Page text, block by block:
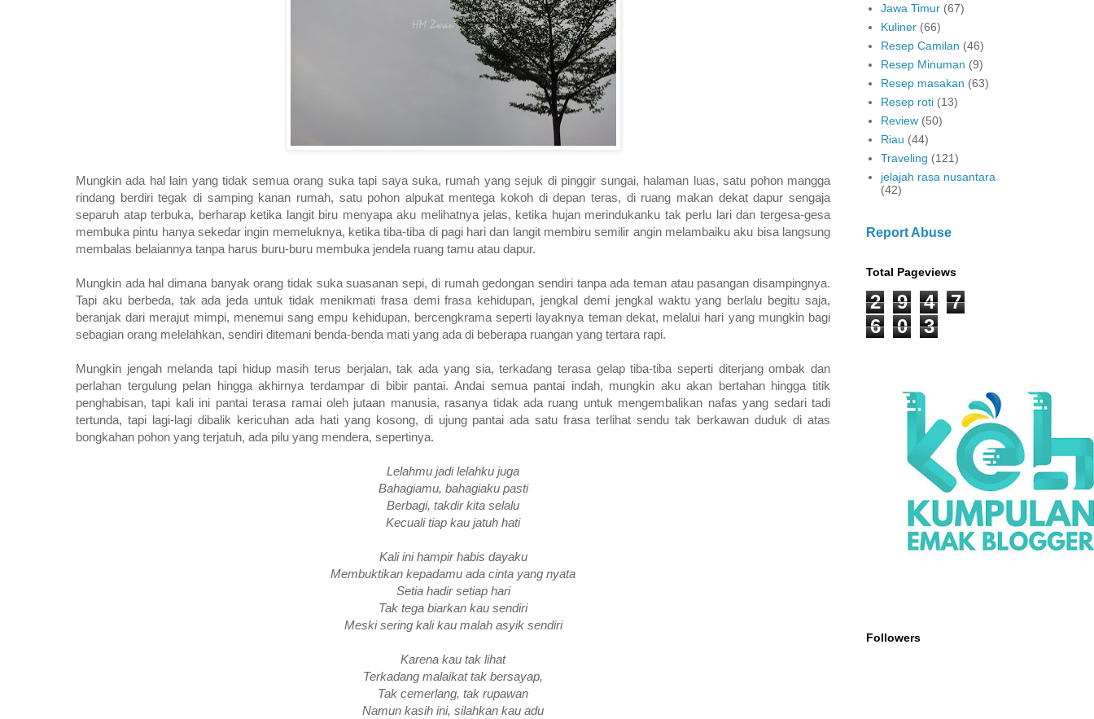
Mungkin ada hal lain yang tidak semua orang suka tapi saya suka, rumah yang sejuk di pinggir sungai, halaman luas, satu pohon mangga
rindang berdiri tegak di samping kanan rumah, satu pohon alpukat mentega kokoh di depan teras, di ruang makan dekat dapur sengaja
separuh atap terbuka, berharap ketika langit biru menyapa aku melihatnya jelas, ketika hujan merindukanku tak perlu lari dan tergesa-gesa
membuka pintu hanya sekedar ingin memeluknya, ketika tiba-tiba di pagi hari dan langit membiru semilir angin melambaiku aku bisa langsung
membalas belaiannya tanpa harus buru-buru membuka jendela ruang tamu atau dapur.
Mungkin ada hal dimana banyak orang tidak suka suasanan sepi, di rumah gedongan sendiri tanpa ada teman atau pasangan disampingnya.
Tapi aku berbeda, tak ada jeda untuk tidak menikmati frasa demi frasa kehidupan, jengkal demi jengkal waktu yang berlalu begitu saja,
beranjak dari merajut mimpi, menemui sang empu kehidupan, bercengkrama seperti layaknya teman dekat, melalui hari yang mungkin bagi
sebagian orang melelahkan, sendiri ditemani benda-benda mati yang ada di beberapa ruangan yang tertara rapi.
Mungkin jengah melanda tapi hidup masih terus berjalan, tak ada yang sia, terkadang terasa gelap tiba-tiba seperti diterjang ombak dan
perlahan tergulung pelan hingga akhirnya terdampar di bibir pantai. Andai semua pantai indah, mungkin aku akan bertahan hingga titik
penghabisan, tapi kali ini pantai terasa ramai oleh jutaan manusia, rasanya tidak ada ruang untuk mengembalikan nafas yang sedari tadi
tertunda, tapi lagi-lagi dibalik kericuhan ada hati yang kosong, di ujung pantai ada satu frasa terlihat sendu tak berkawan duduk di atas
bongkahan pohon yang terjatuh, ada pilu yang mendera, sepertinya.
Lelahmu jadi lelahku juga
Bahagiamu, bahagiaku pasti
Berbagi, takdir kita selalu
Kecuali tiap kau jatuh hati
Kali ini hampir habis dayaku
Membuktikan kepadamu ada cinta yang nyata
Setia hadir setiap hari
Tak tega biarkan kau sendiri
Meski sering kali kau malah asyik sendiri
Karena kau tak lihat
Terkadang malaikat tak bersayap,
Tak cemerlang, tak rupawan
Namun kasih ini, silahkan kau adu
Jawa Timur (67)
Kuliner (66)
Resep Camilan (46)
Resep Minuman (9)
Resep masakan (63)
Resep roti (13)
Review (50)
Riau (44)
Traveling (121)
jelajah rasa nusantara
(42)
Report Abuse
Total Pageviews
2 9 4
7
6
0 3
Followers